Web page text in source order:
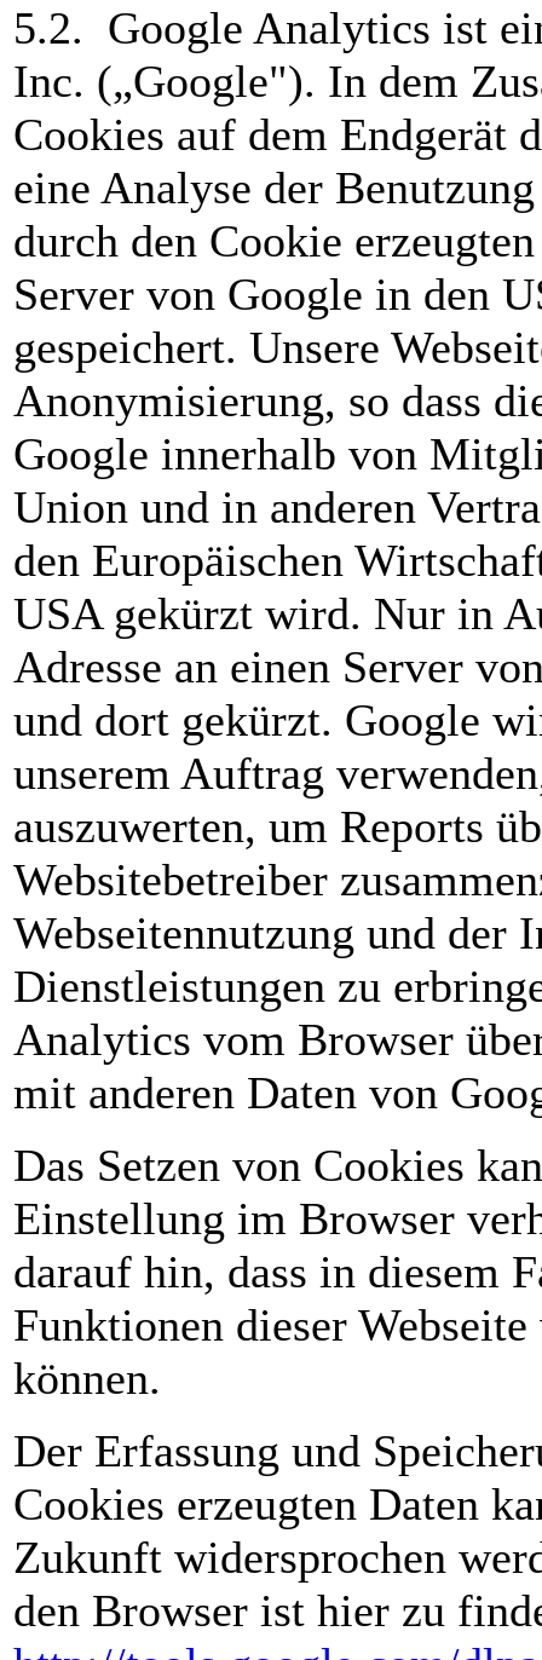
5.2. Google Analytics ist
Inc. („Google"). In dem
Cookies auf dem Endgerät
eine Analyse der
durch den Cookie
Server von Google in den
gespeichert. Unsere
Anonymisierung, so dass
Google innerhalb von
Union und in anderen
den Europäischen
USA gekürzt wird. Nur in
Adresse an einen Server
und dort gekürzt. Google
unserem Auftrag
auszuwerten, um Reports
Websitebetreiber
Webseitennutzung und der
Dienstleistungen zu
Analytics vom Browser
mit anderen Daten von
Das Setzen von Cookies
Einstellung im Browser
darauf hin, dass in diesem
Funktionen dieser
können.
Der Erfassung und
Cookies erzeugten Daten
Zukunft widersprochen
den Browser ist hier zu